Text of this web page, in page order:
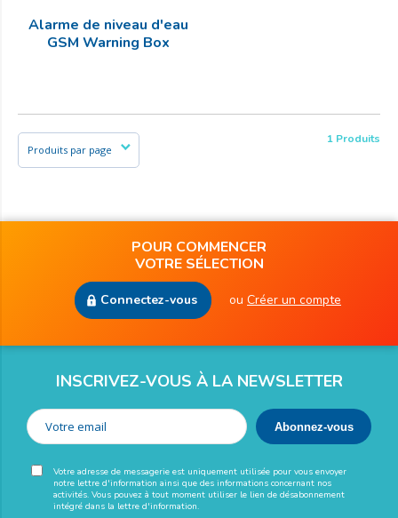
Alarme de niveau d'eau
GSM Warning Box
1 Produits
POUR COMMENCER
VOTRE SÉLECTION
Connectez-vous ou Créer un compte
INSCRIVEZ-VOUS À LA NEWSLETTER
Votre adresse de messagerie est uniquement utilisée pour vous envoyer
notre lettre d'information ainsi que des informations concernant nos
activités. Vous pouvez à tout moment utiliser le lien de désabonnement
intégré dans la lettre d'information.